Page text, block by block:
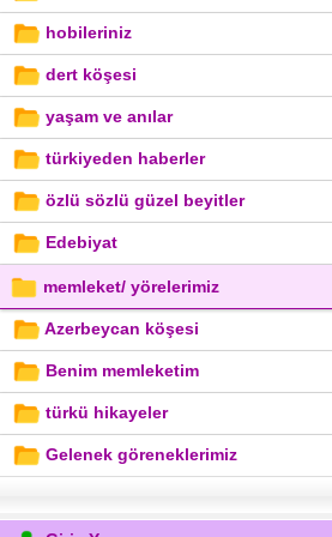
hobileriniz
dert köşesi
yaşam ve anılar
türkiyeden haberler
özlü sözlü güzel beyitler
Edebiyat
memleket/ yörelerimiz
Azerbeycan köşesi
Benim memleketim
türkü hikayeler
Gelenek göreneklerimiz